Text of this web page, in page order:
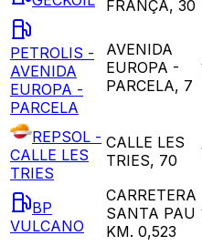
FRANÇA, 30
PETROLIS -
AVENIDA
EUROPA -
PARCELA
AVENIDA
EUROPA -
PARCELA, 7
REPSOL -
CALLE LES
TRIES
CALLE LES
TRIES, 70
BP
VULCANO
CARRETERA
SANTA PAU
KM. 0,523